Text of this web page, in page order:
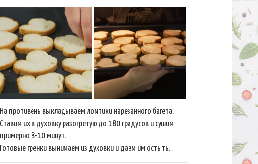
На противень выкладываем ломтики нарезанного багета.
Ставим их в духовку разогретую до 180 градусов и сушим
примерно 8-10 минут.
Готовые гренки вынимаем из духовки и даем им остыть.